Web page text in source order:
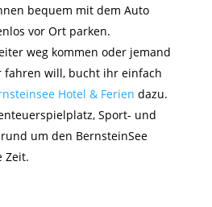
bequem mit dem Auto
vor Ort parken.
weg kommen oder jemand
fahren will, bucht ihr einfach
Hotel & Ferien dazu.
Sport- und
um den BernsteinSee
Zeit.